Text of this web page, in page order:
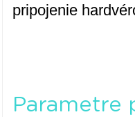
pripojenie
Parametre